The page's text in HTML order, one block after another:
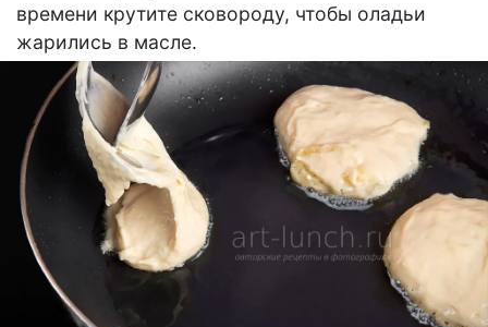
времени крутите сковороду, чтобы оладьи
жарились в масле.